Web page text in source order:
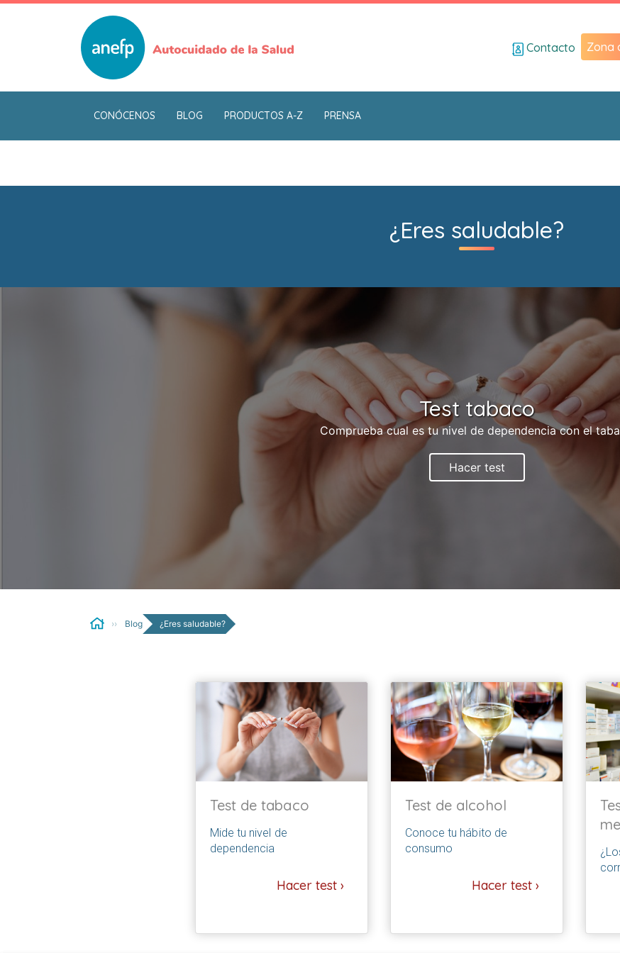
Contacto Zona
CONÓCENOS BLOG PRODUCTOS A-Z PRENSA
¿Eres saludable?
Test tabaco
Comprueba cual es tu nivel de dependencia con el
Hacer test
Blog ¿Eres saludable?
Test de tabaco
Mide tu nivel de
dependencia
Hacer test ›
Test de alcohol
Conoce tu hábito de
consumo
Hacer test ›